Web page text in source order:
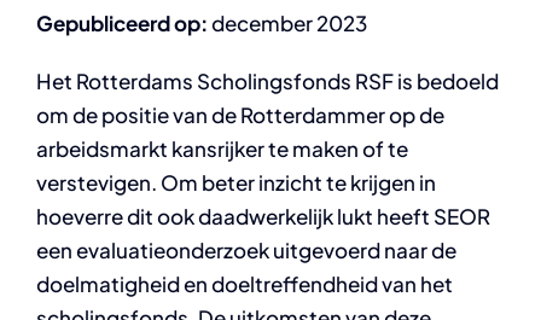
Gepubliceerd op:december 2023
Het Rotterdams Scholingsfonds RSF is bedoeld
om de positie van de Rotterdammer op de
arbeidsmarkt kansrijker te maken of te
verstevigen. Om beter inzicht te krijgen in
hoeverre dit ook daadwerkelijk lukt heeft SEOR
een evaluatieonderzoek uitgevoerd naar de
doelmatigheid en doeltreffendheid van het